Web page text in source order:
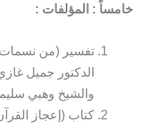
خامساً : المؤلفات :
تفسير (من نسمات
الدكتور جميل
والشيخ وهبي
كتاب (إعجاز